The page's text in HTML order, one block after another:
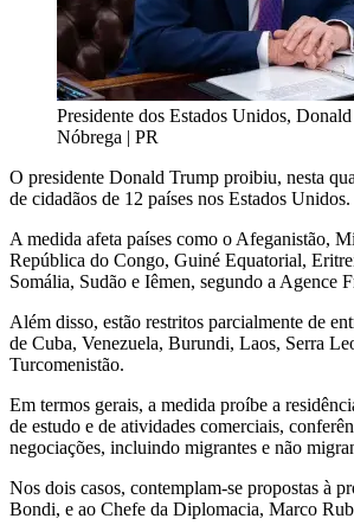
Presidente dos Estados Unidos,
Nóbrega | PR
O presidente Donald Trump proibiu, nesta
de cidadãos de 12 países nos Estados Unidos.
A medida afeta países como o Afeganistão,
República do Congo, Guiné Equatorial,
Somália, Sudão e Iêmen, segundo a Agence
Além disso, estão restritos parcialmente de
de Cuba, Venezuela, Burundi, Laos, Serra
Turcomenistão.
Em termos gerais, a medida proíbe a
de estudo e de atividades comerciais,
negociações, incluindo migrantes e não
Nos dois casos, contemplam-se propostas à
Bondi, e ao Chefe da Diplomacia, Marco